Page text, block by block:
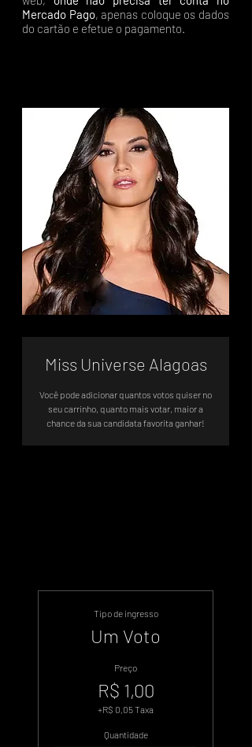
Mercado Pago, apenas coloque os dados
do cartão e efetue o pagamento.
Miss Universe Alagoas
Você pode adicionar quantos votos quiser no
seu carrinho, quanto mais votar, maior a
chance da sua candidata favorita ganhar!
Tipo de ingresso
Um Voto
Preço
R$ 1,00
+R$ 0,05 Taxa
Quantidade